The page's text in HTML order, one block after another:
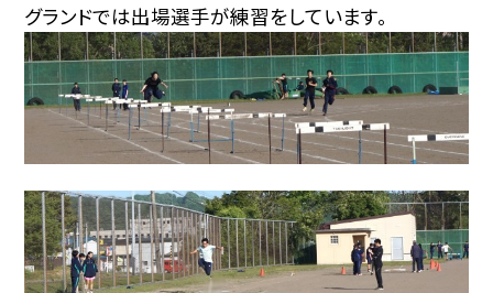
グランドでは出場選手が練習をしています。